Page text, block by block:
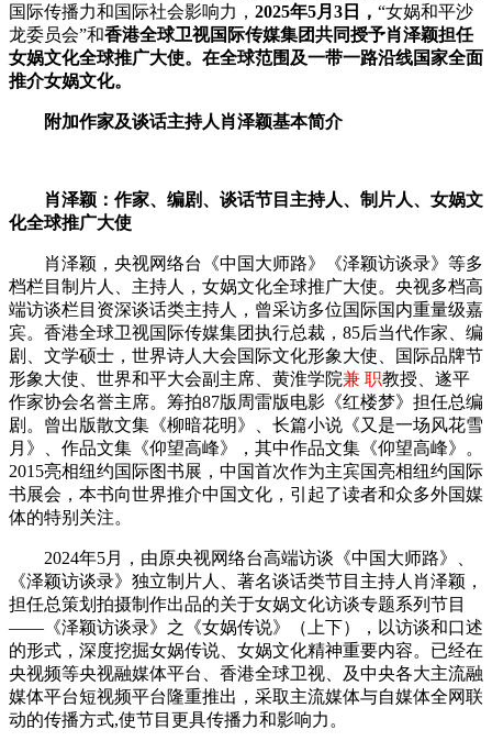
国际传播力和国际社会影响力， 2025年5月3日， “女娲和平沙
龙委员会”和香港全球卫视国际传媒集团共同授予肖泽颖担任
女娲文化全球推广大使。在全球范围及一带一路沿线国家全面
推介女娲文化。
附加作家及谈话主持人肖泽颖基本简介
肖泽颖：作家、编剧、谈话节目主持人、制片人、女娲文
化全球推广大使
肖泽颖，央视网络台《中国大师路》《泽颖访谈录》等多
档栏目制片人、主持人，女娲文化全球推广大使。央视多档高
端访谈栏目资深谈话类主持人，曾采访多位国际国内重量级嘉
宾。香港全球卫视国际传媒集团执行总裁，85后当代作家、编
剧、文学硕士，世界诗人大会国际文化形象大使、国际品牌节
形象大使、世界和平大会副主席、黄淮学院兼 职教授、遂平
作家协会名誉主席。筹拍87版周雷版电影《红楼梦》担任总编
剧。曾出版散文集《柳暗花明》、长篇小说《又是一场风花雪
月》、作品文集《仰望高峰》，其中作品文集《仰望高峰》。
2015亮相纽约国际图书展，中国首次作为主宾国亮相纽约国际
书展会，本书向世界推介中国文化，引起了读者和众多外国媒
体的特别关注。
2024年5月，由原央视网络台高端访谈《中国大师路》、
《泽颖访谈录》独立制片人、著名谈话类节目主持人肖泽颖，
担任总策划拍摄制作出品的关于女娲文化访谈专题系列节目
——《泽颖访谈录》之《女娲传说》（上下），以访谈和口述
的形式，深度挖掘女娲传说、女娲文化精神重要内容。已经在
央视频等央视融媒体平台、香港全球卫视、及中央各大主流融
媒体平台短视频平台隆重推出，采取主流媒体与自媒体全网联
动的传播方式,使节目更具传播力和影响力。